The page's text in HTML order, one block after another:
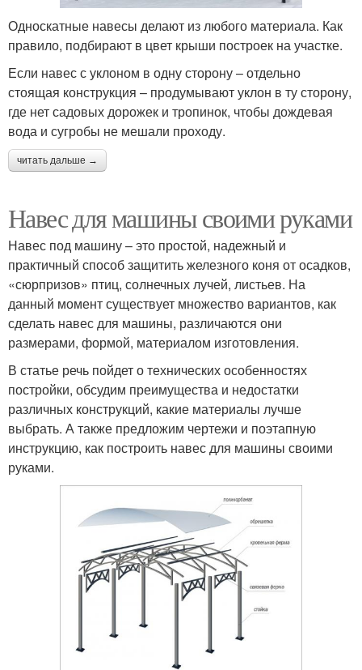
Односкатные навесы делают из любого материала. Как
правило, подбирают в цвет крыши построек на участке.
Если навес с уклоном в одну сторону – отдельно
стоящая конструкция – продумывают уклон в ту сторону,
где нет садовых дорожек и тропинок, чтобы дождевая
вода и сугробы не мешали проходу.
читать дальше →
Навес для машины своими руками
Навес под машину – это простой, надежный и
практичный способ защитить железного коня от осадков,
«сюрпризов» птиц, солнечных лучей, листьев. На
данный момент существует множество вариантов, как
сделать навес для машины, различаются они
размерами, формой, материалом изготовления.
В статье речь пойдет о технических особенностях
постройки, обсудим преимущества и недостатки
различных конструкций, какие материалы лучше
выбрать. А также предложим чертежи и поэтапную
инструкцию, как построить навес для машины своими
руками.